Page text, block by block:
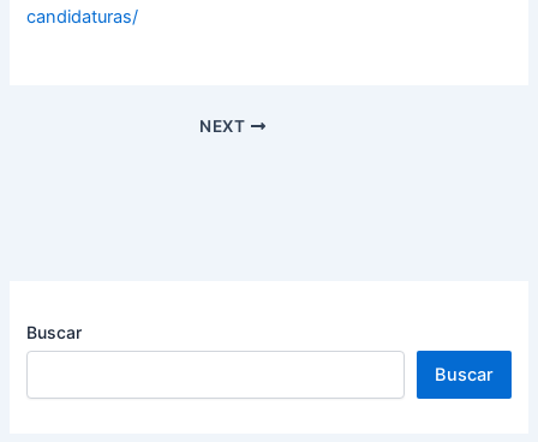
Buscar
Buscar
candidaturas/
NEXT